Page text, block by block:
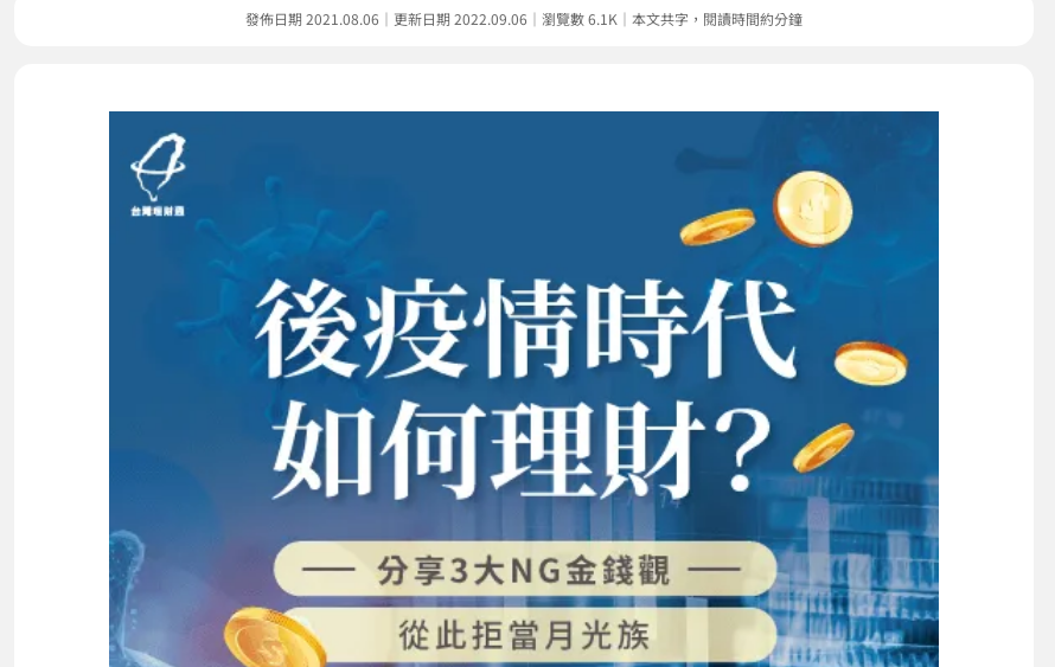
發佈日期 2021.08.06｜更新日期 2022.09.06｜瀏覽數 6.1K｜本文共字，閱讀時間約分鐘